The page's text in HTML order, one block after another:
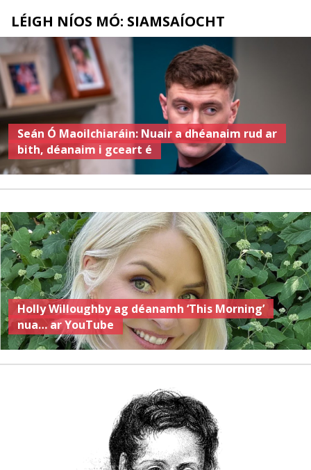
LÉIGH NÍOS MÓ: SIAMSAÍOCHT
Seán Ó Maoilchiaráin: Nuair a dhéanaim rud ar
bith, déanaim i gceart é
Holly Willoughby ag déanamh ‘This Morning’
nua… ar YouTube